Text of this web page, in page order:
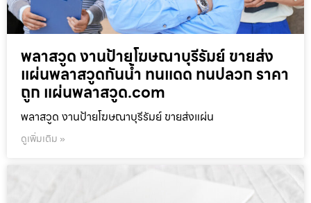
พลาสวูด งานป้ายโฆษณาบุรีรัมย์ ขายส่ง
แผ่นพลาสวูดกันน้ำ ทนแดด ทนปลวก ราคา
ถูก แผ่นพลาสวูด.com
พลาสวูด งานป้ายโฆษณาบุรีรัมย์ ขายส่งแผ่น
ดูเพิ่มเติม »